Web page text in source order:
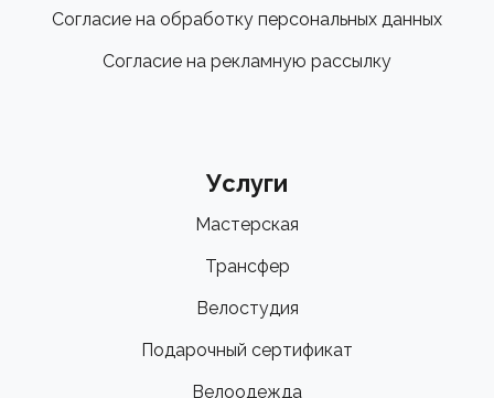
Согласие на обработку персональных данных
Согласие на рекламную рассылку
Услуги
Мастерская
Трансфер
Велостудия
Подарочный сертификат
Велоодежда